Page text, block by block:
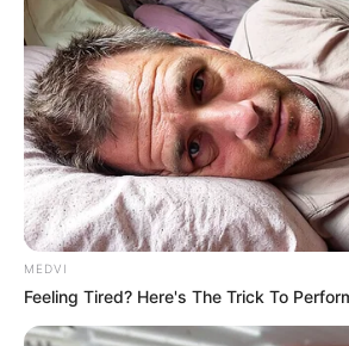
The Monster Snake That Makes
Tiny!
BRAINBERRIES
MEDVI
Feeling Tired? Here's The Trick To